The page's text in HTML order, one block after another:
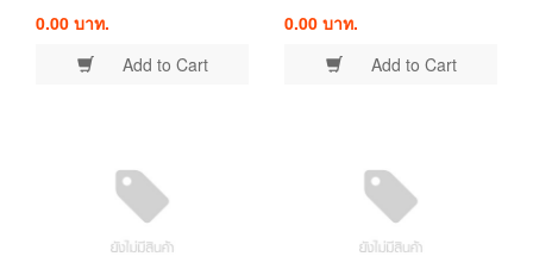
0.00 บาท.
Add to Cart
0.00 บาท.
Add to Cart